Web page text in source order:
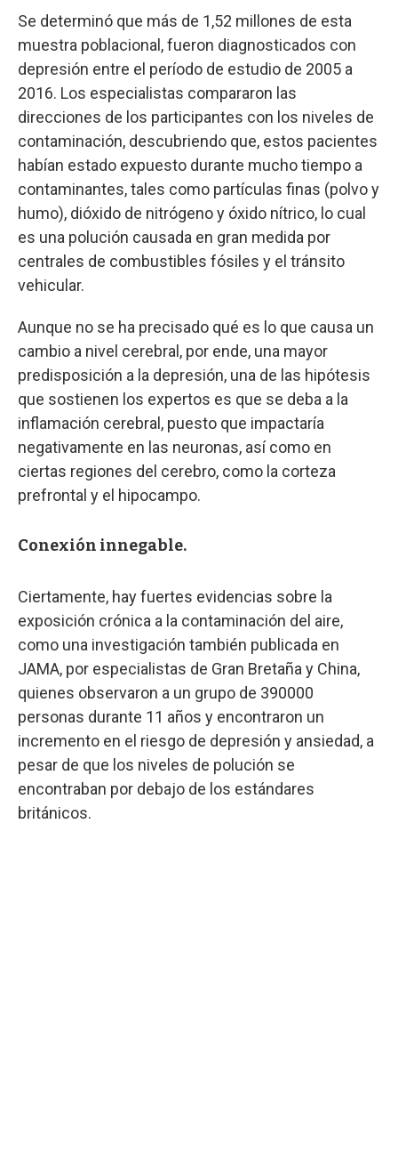
Se determinó que más de 1,52 millones de esta
muestra poblacional, fueron diagnosticados con
depresión entre el período de estudio de 2005 a
2016. Los especialistas compararon las
direcciones de los participantes con los niveles de
contaminación, descubriendo que, estos pacientes
habían estado expuesto durante mucho tiempo a
contaminantes, tales como partículas finas (polvo y
humo), dióxido de nitrógeno y óxido nítrico, lo cual
es una polución causada en gran medida por
centrales de combustibles fósiles y el tránsito
vehicular.
Aunque no se ha precisado qué es lo que causa un
cambio a nivel cerebral, por ende, una mayor
predisposición a la depresión, una de las hipótesis
que sostienen los expertos es que se deba a la
inflamación cerebral, puesto que impactaría
negativamente en las neuronas, así como en
ciertas regiones del cerebro, como la corteza
prefrontal y el hipocampo.
Conexión innegable.
Ciertamente, hay fuertes evidencias sobre la
exposición crónica a la contaminación del aire,
como una investigación también publicada en
JAMA, por especialistas de Gran Bretaña y China,
quienes observaron a un grupo de 390000
personas durante 11 años y encontraron un
incremento en el riesgo de depresión y ansiedad, a
pesar de que los niveles de polución se
encontraban por debajo de los estándares
británicos.